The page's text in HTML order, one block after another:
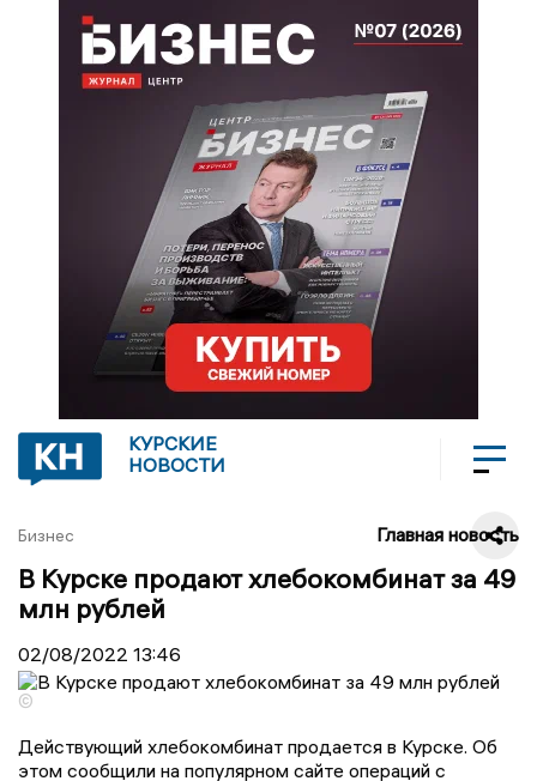
КУРСКИЕ
НОВОСТИ
Бизнес Главная новость
В Курске продают хлебокомбинат за 49
млн рублей
02/08/2022 13:46
©
Действующий хлебокомбинат продается в Курске. Об
этом сообщили на популярном сайте операций с